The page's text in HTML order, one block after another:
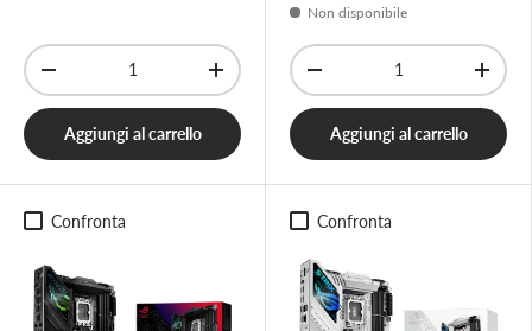
Q.tà
-
+
Aggiungi al carrello
Non disponibile
Q.tà
-
+
Aggiungi al carrello
Confronta Confronta